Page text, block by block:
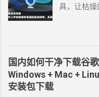
具，让枯燥
育解说、
件，声音
自媒体短视
是微软旗下
国内如何干净下载谷
Windows + Mac +
安装包下载